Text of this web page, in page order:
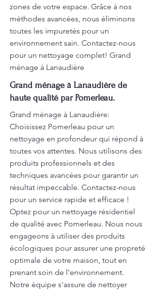
zones de votre espace. Grâce à nos
méthodes avancées, nous éliminons
toutes les impuretés pour un
environnement sain. Contactez-nous
pour un nettoyage complet! Grand
ménage à Lanaudière
Grand ménage à Lanaudière de
haute qualité par Pomerleau.
Grand ménage à Lanaudière:
Choisissez Pomerleau pour un
nettoyage en profondeur qui répond à
toutes vos attentes. Nous utilisons des
produits professionnels et des
techniques avancées pour garantir un
résultat impeccable. Contactez-nous
pour un service rapide et efficace !
Optez pour un nettoyage résidentiel
de qualité avec Pomerleau. Nous nous
engageons à utiliser des produits
écologiques pour assurer une propreté
optimale de votre maison, tout en
prenant soin de l’environnement.
Notre équipe s'assure de nettoyer